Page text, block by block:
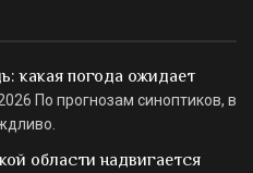
какая погода ожидает
По прогнозам синоптиков, в
области надвигается